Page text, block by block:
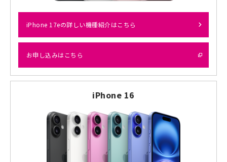
iPhone 17eの詳しい機種紹介はこちら
お申し込みはこちら
iPhone 16